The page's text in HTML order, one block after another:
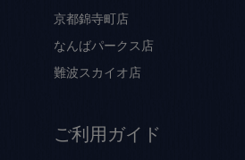
京都錦寺町店
なんばパークス店
難波スカイオ店
ご利用ガイド